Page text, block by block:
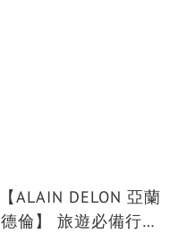
【ALAIN DELON 亞蘭
德倫】 旅遊必備行動